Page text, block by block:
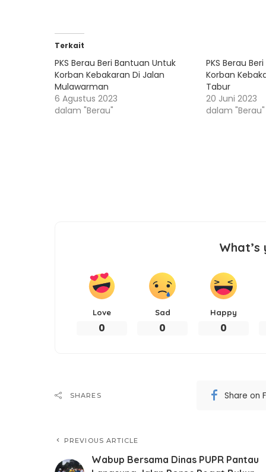
Terkait
PKS Berau Beri Bantuan Untuk
Korban Kebakaran Di Jalan
Mulawarman
6 Agustus 2023
dalam "Berau"
PKS Berau
Korban
Tabur
20 Juni 2023
dalam "Berau"
Love
0
Sad
0
Happy
0
SHARES Share on
PREVIOUS ARTICLE
Wabup Bersama Dinas PUPR Pantau